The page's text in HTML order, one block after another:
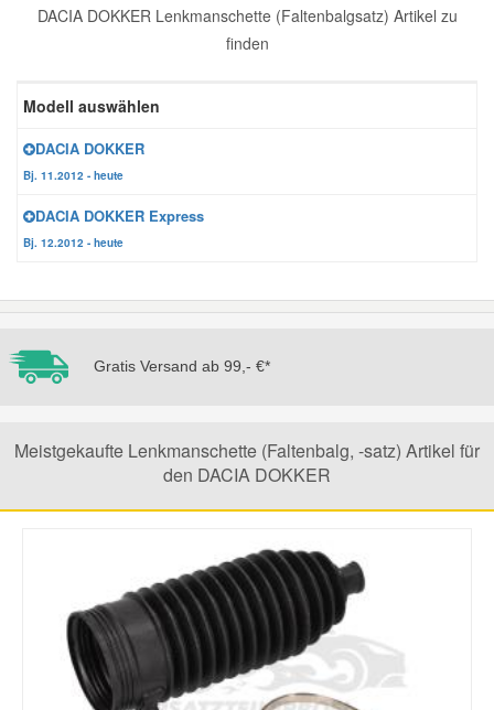
DACIA DOKKER Lenkmanschette (Faltenbalgsatz) Artikel zu
finden
Modell auswählen
DACIA DOKKER
Bj. 11.2012 - heute
DACIA DOKKER Express
Bj. 12.2012 - heute
Gratis Versand ab 99,- €*
Meistgekaufte Lenkmanschette (Faltenbalg, -satz) Artikel für
den DACIA DOKKER
Zündanlage und Glühanlage
Karosserie Werkzeug
Werkstattbedarf
Winter-Autozubehör
Daihatsu Ersatzteile
Honda Ersatzteile
Jeep Ersatzteile
Lancia Ersatzteile
Mercedes Ersatzteile
Mini Ersatzteile